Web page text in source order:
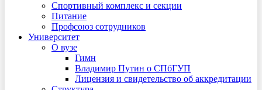
Спортивный комплекс и секции
Питание
Профсоюз сотрудников
Университет
О вузе
Гимн
Владимир Путин о СПбГУП
Лицензия и свидетельство об аккредитации